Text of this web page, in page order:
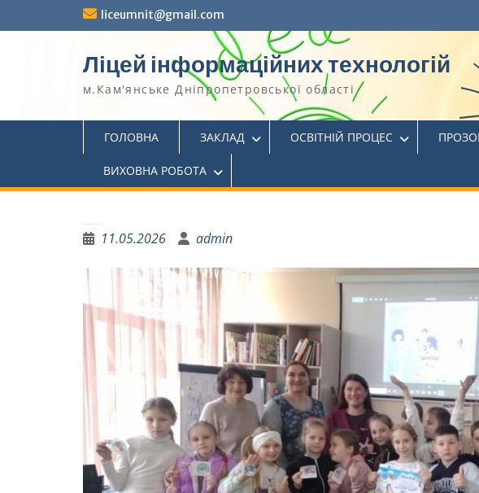
liceumnit@gmail.com
Ліцей інформаційних технологій
м.Кам'янське Дніпропетровської області
ГОЛОВНА ЗАКЛАД ОСВІТНІЙ ПРОЦЕС
ВИХОВНА РОБОТА
11.05.2026 admin